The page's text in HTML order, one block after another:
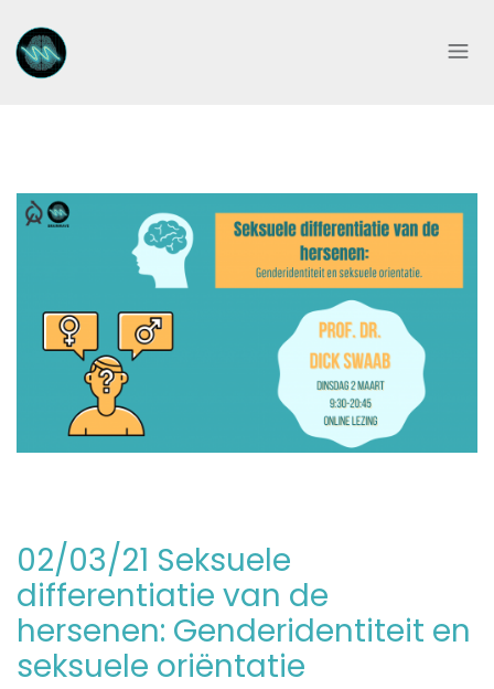
02/03/21 Seksuele
differentiatie van de
hersenen: Genderidentiteit en
seksuele oriëntatie